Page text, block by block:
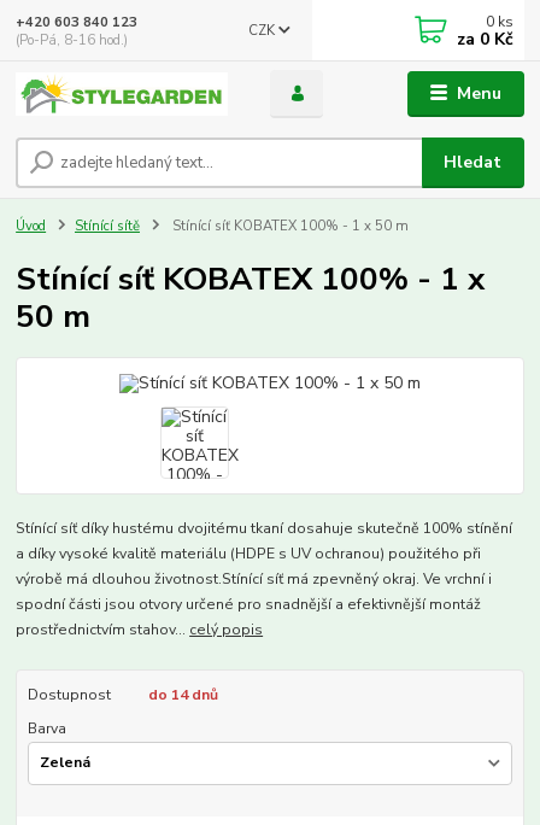
Menu
CZK
Hledat
+420 603 840 123
(Po-Pá, 8-16 hod.)
0 ks
za 0 Kč
Úvod Stínící sítě Stínící síť KOBATEX 100% - 1 x 50 m
Stínící síť KOBATEX 100% - 1 x
50 m
Stínící síť díky hustému dvojitému tkaní dosahuje skutečně 100% stínění
a díky vysoké kvalitě materiálu (HDPE s UV ochranou) použitého při
výrobě má dlouhou životnost.Stínící síť má zpevněný okraj. Ve vrchní i
spodní části jsou otvory určené pro snadnější a efektivnější montáž
prostřednictvím stahov... celý popis
Dostupnost
do 14 dnů
Barva